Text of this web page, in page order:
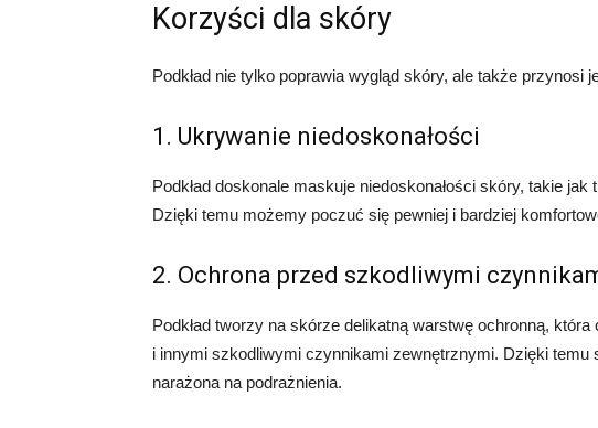
Korzyści dla skóry
Podkład nie tylko poprawia wygląd skóry, ale także przynosi
1. Ukrywanie niedoskonałości
Podkład doskonale maskuje niedoskonałości skóry, takie
Dzięki temu możemy poczuć się pewniej i bardziej
2. Ochrona przed szkodliwymi
Podkład tworzy na skórze delikatną warstwę ochronną,
i innymi szkodliwymi czynnikami zewnętrznymi. Dzięki
narażona na podrażnienia.